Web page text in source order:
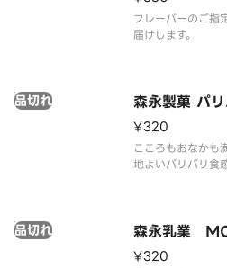
フレーバーのご指
届けします。
森永製菓 パ
品切れ
¥320
こころもおなかも
地よいパリパリ食
森永乳業
品切れ
¥320